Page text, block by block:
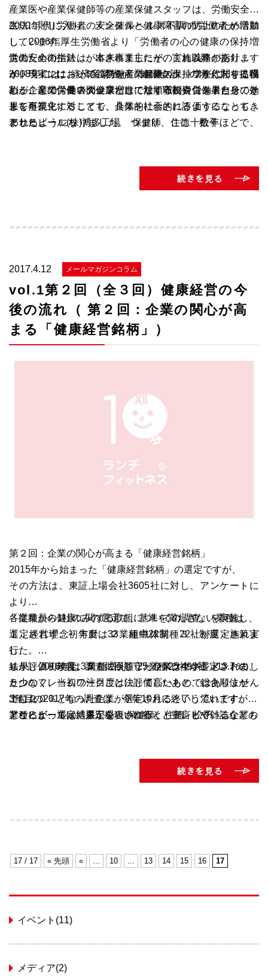
産業医や産業保健師等の産業保健スタッフは、労働安全衛
生法に則り労働者の安全確保と健康障害の防止のため活動
しています。
労働安全衛生法は、本来事業主にその実施義務があります
が、現実には、その義務を産業保健スタッフが代わりに務
めることで、長い間企業として法順守の責任を果たしてき
ました。
2000年代に入り、メンタルヘルス不調の労働者が増加
し、2006年厚生労働省より「 労働者の心の健康の保持増
進のための指針」が出されましたが、これ以降の指針やガ
イドラインにおいて、労働者の健康の保持増進に関する役
割が、産業保健スタッフだけでなく職制や労働者自身、そ
して事業主に対しても、具体的に示されるようになってき
ました。
2008年には、経済産業省が「健康会計」の考え方を提唱
し、企業の労働者の健康増進に対する投資コストとその効
果を可視化することで、企業を社会的に評価することも行
われるようになりました。 つまり、ここ十数年ほどで、
業省と東京証券取引所により選定される「健康経営銘柄」
といえるのではないでしょうか。
アサヒビール(株)博多工場 保健師 住德 松子
2017.4.12 メールマガジンコラム
vol.1第２回（全３回）健康経営の今
後の流れ（ 第２回：企業の関心が高
まる「健康経営銘柄」）
第２回：企業の関心が高まる「 健康経営銘柄 」
2015年から始まった「健康経営銘柄」の選定ですが、
その方法は、東証上場会社3605社に対し、アンケートに
より
「従業員の健康に関する取組についての調査」を実施し、
１．経営理念・方針、２．組織体制、３．制度・施策実
行、
４．評価・改善、５．法令順守・リスクマネジメントの、
５つのフレームワークごとに評価したあと、総合順位が
上位２０％となった企業が選定されるという流れです。
各業種から1社のみの選定で、基準を満たさない業種は
選定されず、初年度は33業種中22業種22社が選定されま
した。
しかし、初年度、調査に回答した企業は493社（13.7％）
と少なく、当初の注目度は決して高いものではありません
でした。
ところが、選定結果が公表されると、テレビや雑誌などの
高い関心が寄せられるようになりました。
しましたが、回答企業総数は573社（15.9％）と、それほ
の増加はありませんでした。これは1年目に選定に漏れた
だと考えられます。
結果、2016年は3業種増え、25業種25社が選定されまし
た。
3年目の2017年の調査は、今年10月に終了していますが、
業種によっては、選定を狙いに行くと宣言している企業も
アサヒビール㈱博多工場 保健師 住德 松子
17 / 17 « 先頭 « 10 13 14 15 16 17
イベント(11)
メディア(2)